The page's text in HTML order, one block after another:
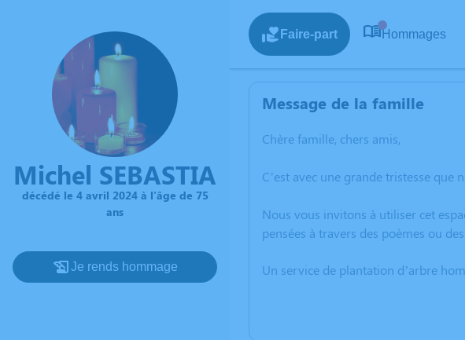
Michel SEBASTIA
décédé le 4 avril 2024 à l'âge de 75
ans
Je rends hommage
Faire-part Hommages
Message de la famille
Chère famille, chers amis,
C’est avec une grande tristesse que
Nous vous invitons à utiliser cet
pensées à travers des poèmes ou
Un service de plantation d’arbre